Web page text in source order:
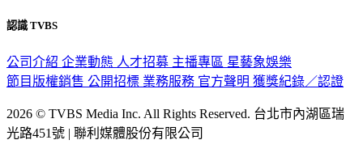
認識 TVBS
公司介紹 企業動態 人才招募 主播專區 星藝象娛樂
節目版權銷售 公開招標 業務服務 官方聲明 獲獎紀錄／認證
2026 © TVBS Media Inc. All Rights Reserved. 台北市內湖區瑞
光路451號 | 聯利媒體股份有限公司